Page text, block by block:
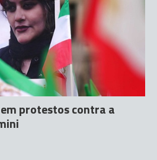
protestos contra a